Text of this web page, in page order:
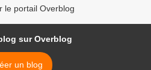
le portail Overblog
sur Overblog
un blog